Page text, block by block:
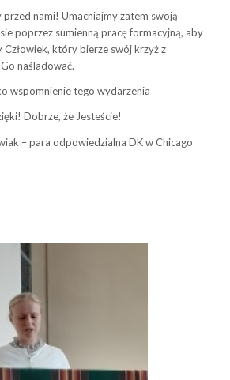
nami! Umacniajmy zatem swoją
poprzez sumienną pracę formacyjną, aby
Człowiek, który bierze swój krzyż z
naśladować.
wspomnienie tego wydarzenia
Dobrze, że Jesteście!
– para odpowiedzialna DK w Chicago